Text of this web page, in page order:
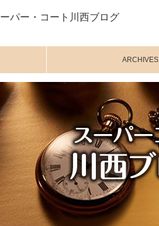
パー・コート川西ブログ
ARCHIVES